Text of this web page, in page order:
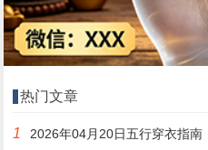
热门文章
1 2026年04月20日五行穿衣指南